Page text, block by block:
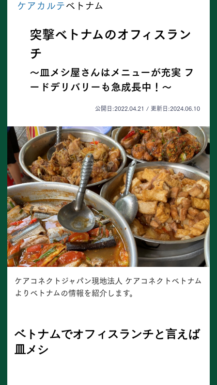
ケアカルテベトナム
突撃ベトナムのオフィスラン
チ
～皿メシ屋さんはメニューが充実 フ
ードデリバリーも急成長中！～
公開日:2022.04.21 / 更新日:2024.06.10
ケアコネクトジャパン現地法人 ケアコネクトベトナム
よりベトナムの情報を紹介します。
ベトナムでオフィスランチと言えば
皿メシ